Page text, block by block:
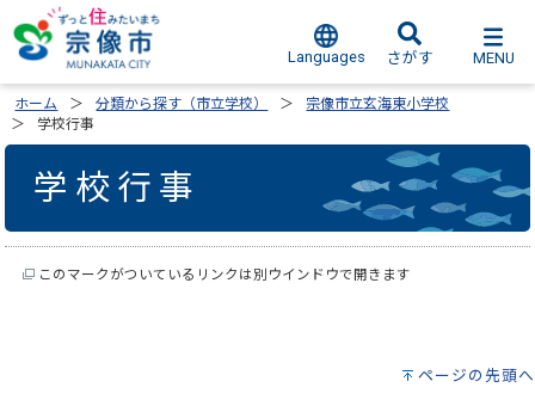
Languages さがす MENU
ホーム 分類から探す（市立学校）
宗像市立玄海東小学校
学校行事
学校行事
このマークがついているリンクは別ウインドウで開きます
ページの先頭へ